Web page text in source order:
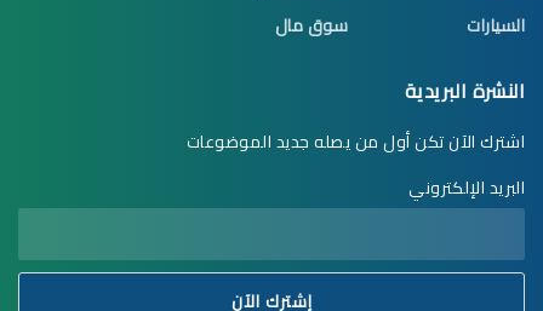
السيارات
سوق مال
النشرة البريدية
اشترك الآن تكن أول من يصله جديد الموضوعات
البريد الإلكتروني